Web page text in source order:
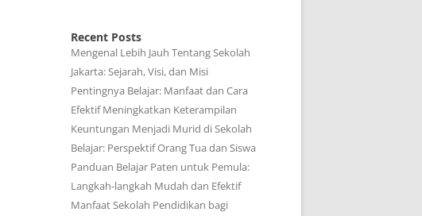
Recent Posts
Mengenal Lebih Jauh Tentang Sekolah
Jakarta: Sejarah, Visi, dan Misi
Pentingnya Belajar: Manfaat dan Cara
Efektif Meningkatkan Keterampilan
Keuntungan Menjadi Murid di Sekolah
Belajar: Perspektif Orang Tua dan Siswa
Panduan Belajar Paten untuk Pemula:
Langkah-langkah Mudah dan Efektif
Manfaat Sekolah Pendidikan bagi